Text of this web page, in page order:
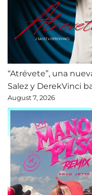
“Atrévete”, una
Salez y DerekVinci
August 7, 2026